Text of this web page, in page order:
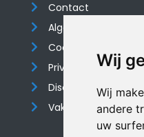
Wij
Wij
andere
uw
Contact
Algemene
Cookieverklaring
Privacyverklaring
Disclaimer
Vakantiehuis